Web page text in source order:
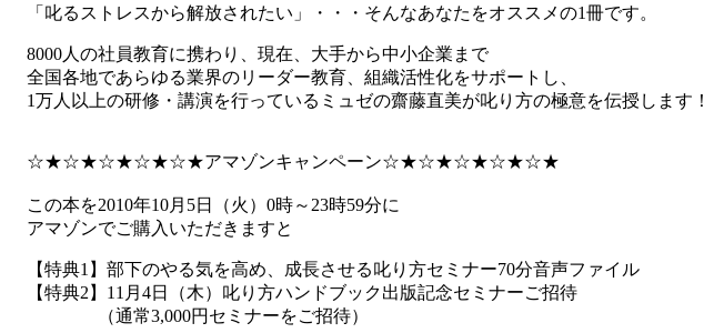
「叱るストレスから解放されたい」・・・そんなあなたをオススメの1冊です。
8000人の社員教育に携わり、現在、大手から中小企業まで
全国各地であらゆる業界のリーダー教育、組織活性化をサポートし、
1万人以上の研修・講演を行っているミュゼの齋藤直美が叱り方の極意を伝授します！
☆★☆★☆★☆★☆★アマゾンキャンペーン☆★☆★☆★☆★☆★
この本を2010年10月5日（火）0時～23時59分に
アマゾンでご購入いただきますと
【特典1】部下のやる気を高め、成長させる叱り方セミナー70分音声ファイル
【特典2】11月4日（木）叱り方ハンドブック出版記念セミナーご招待
（通常3,000円セミナーをご招待）